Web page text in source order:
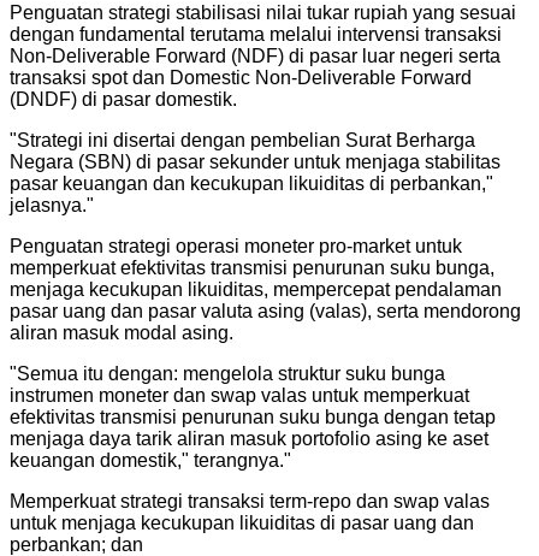
Penguatan strategi stabilisasi nilai tukar rupiah yang sesuai
dengan fundamental terutama melalui intervensi transaksi
Non-Deliverable Forward (NDF) di pasar luar negeri serta
transaksi spot dan Domestic Non-Deliverable Forward
(DNDF) di pasar domestik.
"Strategi ini disertai dengan pembelian Surat Berharga
Negara (SBN) di pasar sekunder untuk menjaga stabilitas
pasar keuangan dan kecukupan likuiditas di perbankan,"
jelasnya."
Penguatan strategi operasi moneter pro-market untuk
memperkuat efektivitas transmisi penurunan suku bunga,
menjaga kecukupan likuiditas, mempercepat pendalaman
pasar uang dan pasar valuta asing (valas), serta mendorong
aliran masuk modal asing.
"Semua itu dengan: mengelola struktur suku bunga
instrumen moneter dan swap valas untuk memperkuat
efektivitas transmisi penurunan suku bunga dengan tetap
menjaga daya tarik aliran masuk portofolio asing ke aset
keuangan domestik," terangnya."
Memperkuat strategi transaksi term-repo dan swap valas
untuk menjaga kecukupan likuiditas di pasar uang dan
perbankan; dan